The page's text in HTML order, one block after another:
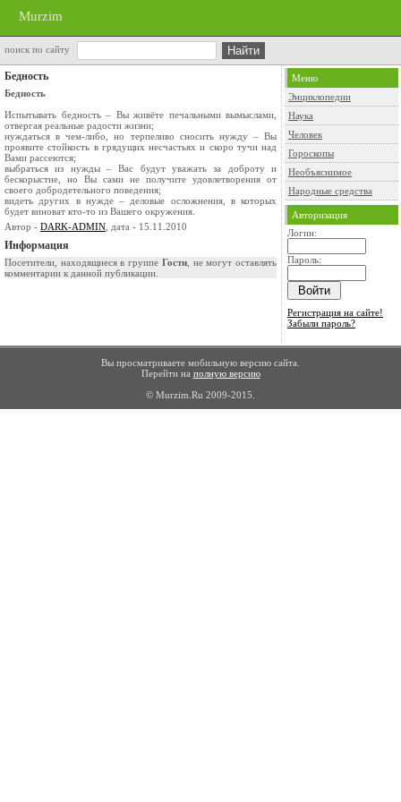
Murzim
поиск по сайту
Бедность
Бедность
Испытывать бедность – Вы живёте печальными вымыслами,
отвергая реальные радости жизни;
нуждаться в чем-либо, но терпеливо сносить нужду – Вы
проявите стойкость в грядущих несчастьях и скоро тучи над
Вами рассеются;
выбраться из нужды – Вас будут уважать за доброту и
бескорыстие, но Вы сами не получите удовлетворения от
своего добродетельного поведения;
видеть других в нужде – деловые осложнения, в которых
будет виноват кто-то из Вашего окружения.
Автор - DARK-ADMIN , дата - 15.11.2010
Информация
Посетители, находящиеся в группе Гости, не могут оставлять
комментарии к данной публикации.
Меню
Энциклопедии
Наука
Человек
Гороскопы
Необъяснимое
Народные средства
Авторизация
Логин:
Пароль:
Регистрация на сайте!
Забыли пароль?
Вы просматриваете мобильную версию сайта.
Перейти на полную версию
© Murzim.Ru 2009-2015.